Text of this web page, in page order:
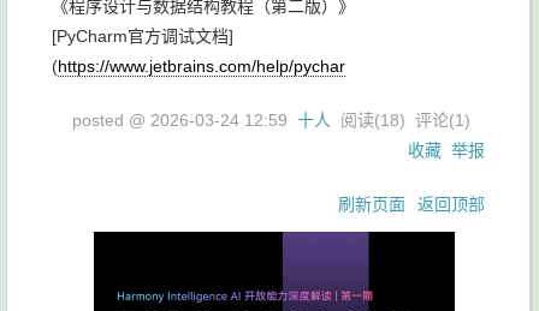
《程序设计与数据结构教程（第二版）》
[PyCharm官方调试文档]
(https://www.jetbrains.com/help/pychar
posted @ 2026-03-24 12:59 十人 阅读(18) 评论(1)
收藏 举报
刷新页面 返回顶部